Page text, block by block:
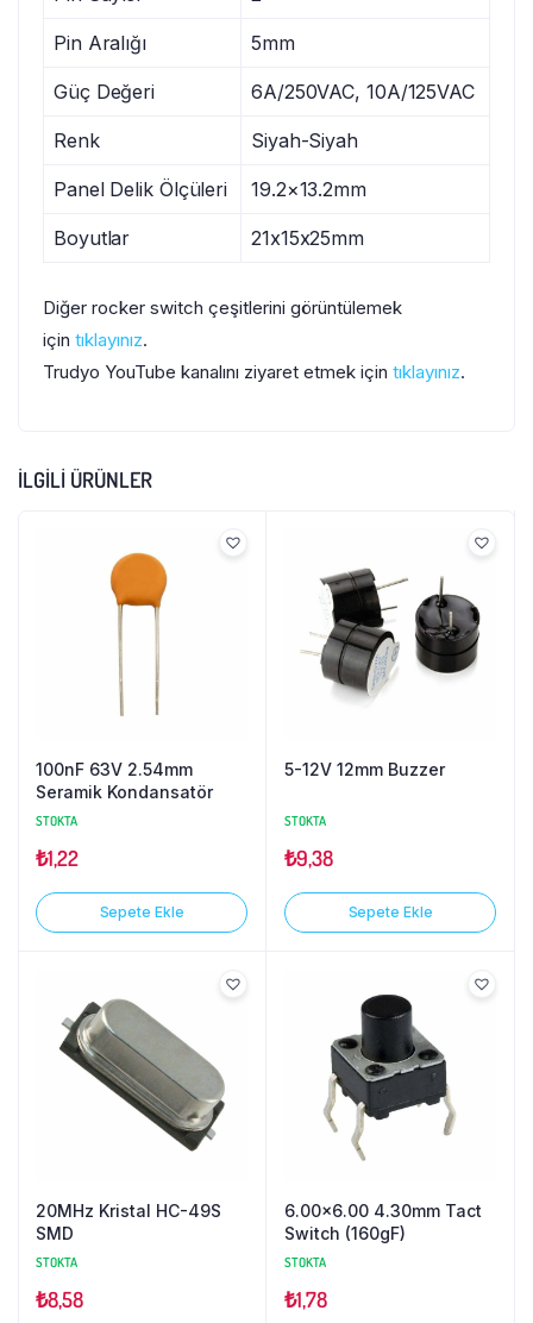
Pin Aralığı 5mm
Güç Değeri 6A/250VAC, 10A/125VAC
Renk Siyah-Siyah
Panel Delik Ölçüleri 19.2×13.2mm
Boyutlar 21x15x25mm
Diğer rocker switch çeşitlerini görüntülemek
için tıklayınız.
Trudyo YouTube kanalını ziyaret etmek için tıklayınız.
İLGILI ÜRÜNLER
100nF 63V 2.54mm
Seramik Kondansatör
STOKTA
₺1,22
Sepete Ekle
5-12V 12mm Buzzer
STOKTA
₺9,38
Sepete Ekle
20MHz Kristal HC-49S
SMD
STOKTA
₺8,58
6.00×6.00 4.30mm Tact
Switch (160gF)
STOKTA
₺1,78